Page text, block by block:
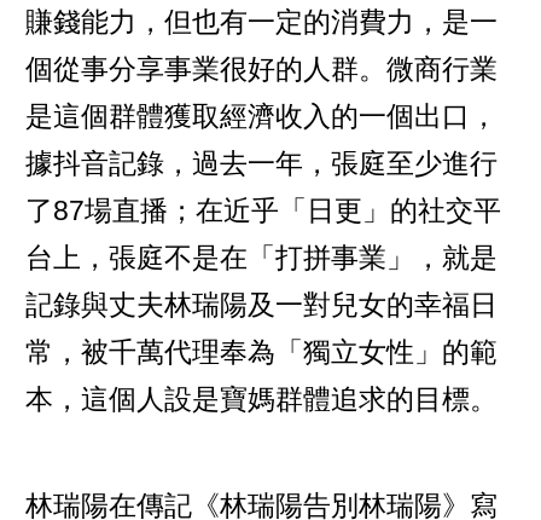
賺錢能力，但也有一定的消費力，是一
個從事分享事業很好的人群。微商行業
是這個群體獲取經濟收入的一個出口，
據抖音記錄，過去一年，張庭至少進行
了87場直播；在近乎「日更」的社交平
台上，張庭不是在「打拼事業」，就是
記錄與丈夫林瑞陽及一對兒女的幸福日
常，被千萬代理奉為「獨立女性」的範
本，這個人設是寶媽群體追求的目標。
林瑞陽在傳記《林瑞陽告別林瑞陽》寫